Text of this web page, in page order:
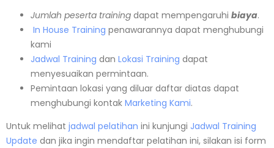
Jumlah peserta training dapat mempengaruhi biaya.
In House Training penawarannya dapat menghubungi
kami
Jadwal Training dan Lokasi Training dapat
menyesuaikan permintaan.
Pemintaan lokasi yang diluar daftar diatas dapat
menghubungi kontak Marketing Kami.
Untuk melihat jadwal pelatihan ini kunjungi Jadwal Training
Update dan jika ingin mendaftar pelatihan ini, silakan isi form